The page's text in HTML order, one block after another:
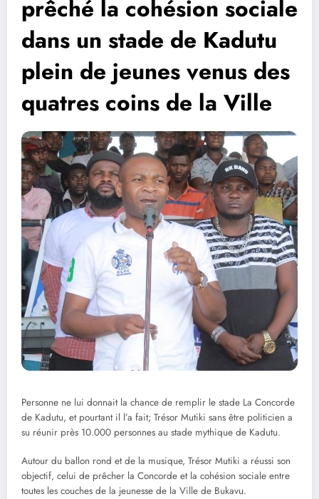
prêché la cohésion sociale
dans un stade de Kadutu
plein de jeunes venus des
quatres coins de la Ville
Personne ne lui donnait la chance de remplir le stade La Concorde
de Kadutu, et pourtant il l’a fait; Trésor Mutiki sans être politicien a
su réunir près 10.000 personnes au stade mythique de Kadutu.
Autour du ballon rond et de la musique, Trésor Mutiki a réussi son
objectif, celui de prêcher la Concorde et la cohésion sociale entre
toutes les couches de la jeunesse de la Ville de Bukavu.